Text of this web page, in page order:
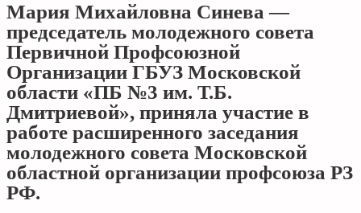
Мария Михайловна Синева —
председатель молодежного совета
Первичной Профсоюзной
Организации ГБУЗ Московской
области «ПБ №3 им. Т.Б.
Дмитриевой», приняла участие в
работе расширенного заседания
молодежного совета Московской
областной организации профсоюза РЗ
РФ.